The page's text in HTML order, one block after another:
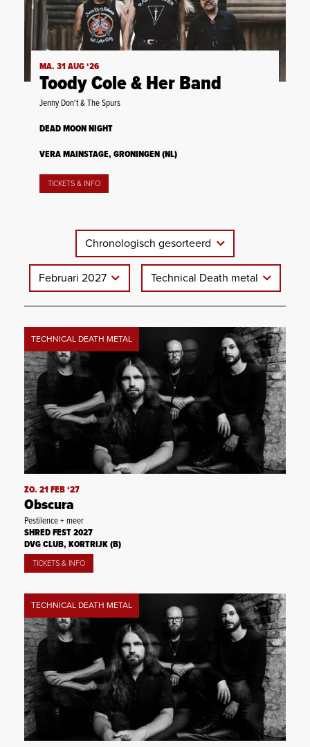
MA. 31 AUG ‘26
Toody Cole & Her Band
Jenny Don't & The Spurs
DEAD MOON NIGHT
VERA MAINSTAGE, GRONINGEN (NL)
TICKETS & INFO
Chronologisch gesorteerd
Februari 2027 Technical Death metal
TECHNICAL DEATH METAL
ZO. 21 FEB ‘27
Obscura
Pestilence + meer
SHRED FEST 2027
DVG CLUB, KORTRIJK (B)
TICKETS & INFO
TECHNICAL DEATH METAL